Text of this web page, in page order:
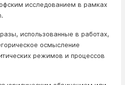
исследованием в рамках
использованные в работах,
осмысление
режимов и процессов